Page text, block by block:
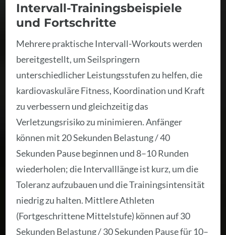
Intervall-Trainingsbeispiele
und Fortschritte
Mehrere praktische Intervall-Workouts werden
bereitgestellt, um Seilspringern
unterschiedlicher Leistungsstufen zu helfen, die
kardiovaskuläre Fitness, Koordination und Kraft
zu verbessern und gleichzeitig das
Verletzungsrisiko zu minimieren. Anfänger
können mit 20 Sekunden Belastung / 40
Sekunden Pause beginnen und 8–10 Runden
wiederholen; die Intervalllänge ist kurz, um die
Toleranz aufzubauen und die Trainingsintensität
niedrig zu halten. Mittlere Athleten
(Fortgeschrittene Mittelstufe) können auf 30
Sekunden Belastung / 30 Sekunden Pause für 10–